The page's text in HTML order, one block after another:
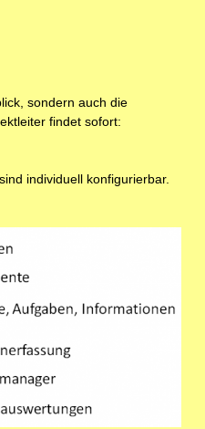
sondern auch die
findet sofort:
individuell konfigurierbar.